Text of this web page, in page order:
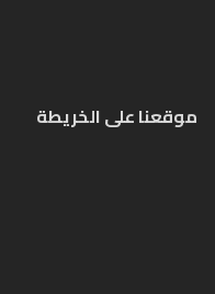
موقعنا على الخريطة